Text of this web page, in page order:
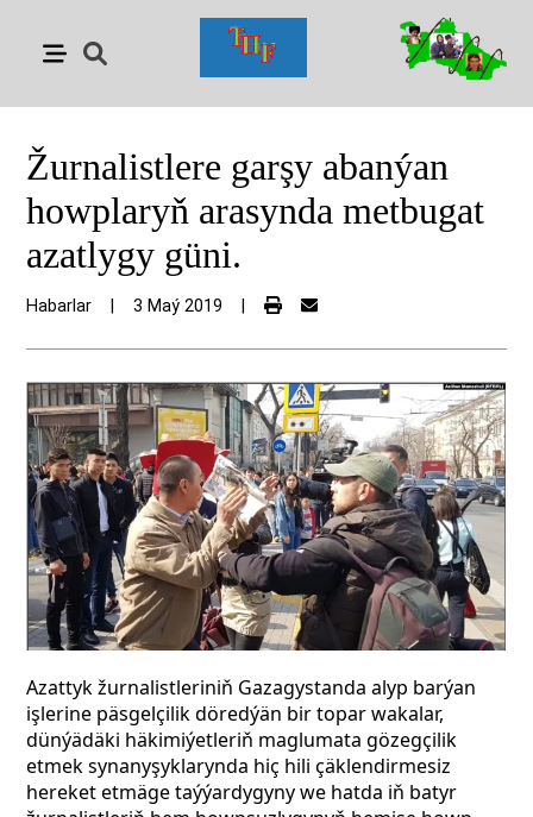
Žurnalistlere garşy abanýan
howplaryň arasynda metbugat
azatlygy güni.
Habarlar 3 Maý 2019
Azattyk žurnalistleriniň Gazagystanda alyp barýan
işlerine päsgelçilik döredýän bir topar wakalar,
dünýädäki häkimiýetleriň maglumata gözegçilik
etmek synanyşyklarynda hiç hili çäklendirmesiz
hereket etmäge taýýardygyny we hatda iň batyr